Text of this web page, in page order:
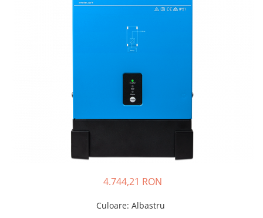
Redresoare, incarcatoare si testere
Redresoare auto, moto, barci si
4.744,21 RON
Culoare: Albastru